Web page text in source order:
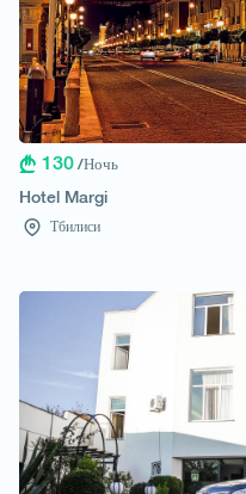
130 /Ночь
Hotel Margi
Тбилиси